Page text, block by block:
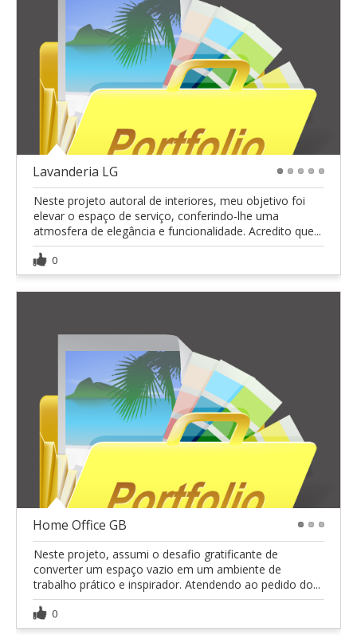
Lavanderia LG
Neste projeto autoral de interiores, meu objetivo foi
elevar o espaço de serviço, conferindo-lhe uma
atmosfera de elegância e funcionalidade. Acredito que...
0
Home Office GB
Neste projeto, assumi o desafio gratificante de
converter um espaço vazio em um ambiente de
trabalho prático e inspirador. Atendendo ao pedido do...
0